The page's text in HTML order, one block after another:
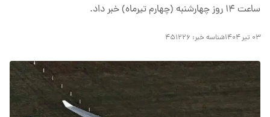
ساعت ۱۴ روز چهارشنبه (چهارم تیرماه) خبر داد.
۰۳ تیر ۱۴۰۴ شناسه خبر: ۴۵۱۲۲۶